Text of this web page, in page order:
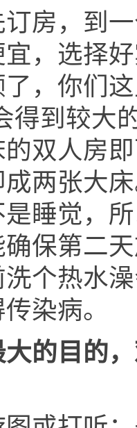
房，到
，选择
，你们
得到较大
双人房
两张大
睡觉，
保第二
个热水
染病。
的目的